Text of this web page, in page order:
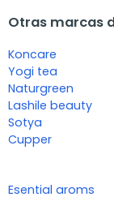
Otras marcas
Koncare
Yogi tea
Naturgreen
Lashile beauty
Sotya
Cupper
Esential aroms